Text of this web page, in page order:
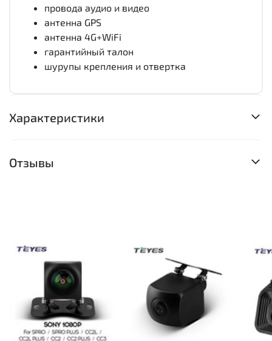
провода аудио и видео
антенна GPS
антенна 4G+WiFi
гарантийный талон
шурупы крепления и отвертка
Характеристики
Отзывы